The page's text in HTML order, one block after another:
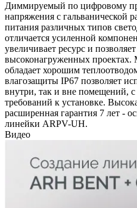
Диммируемый по цифровому
напряжения с гальванической
питания различных типов
отличается усиленной
увеличивает ресурс и
высоконагруженных проектах.
обладает хорошим
влагозащиты IP67 позволяет
внутри, так и вне помещений,
требований к установке.
расширенная гарантия 7 лет -
линейки ARPV-UH.
Видео